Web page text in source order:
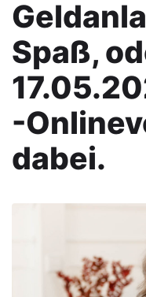
Spaß,
-
dabei.